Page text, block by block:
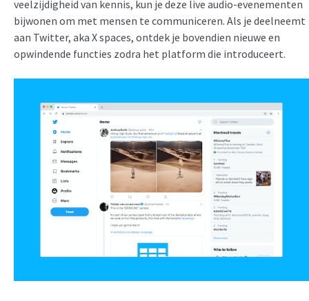
veelzijdigheid van kennis, kun je deze live audio-evenementen
bijwonen om met mensen te communiceren. Als je deelneemt
aan Twitter, aka X spaces, ontdek je bovendien nieuwe en
opwindende functies zodra het platform die introduceert.